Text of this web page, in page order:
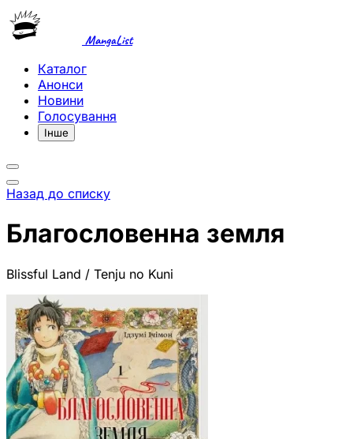
MangaList
Каталог
Анонси
Новини
Голосування
Інше
Назад до списку
Благословенна земля
Blissful Land / Tenju no Kuni